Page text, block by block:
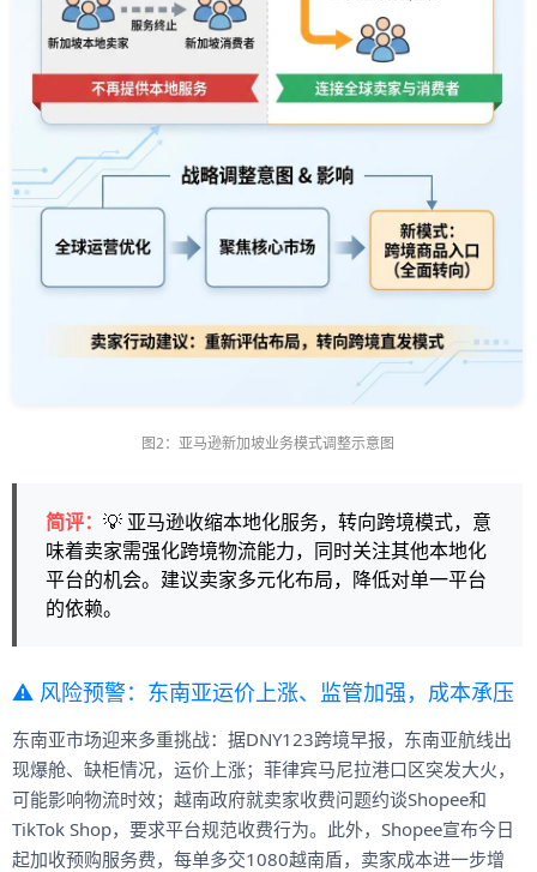
图2：亚马逊新加坡业务模式调整示意图
简评： 💡 亚马逊收缩本地化服务，转向跨境模式，意
味着卖家需强化跨境物流能力，同时关注其他本地化
平台的机会。建议卖家多元化布局，降低对单一平台
的依赖。
⚠️ 风险预警：东南亚运价上涨、监管加强，成本承压
东南亚市场迎来多重挑战：据DNY123跨境早报，东南亚航线出
现爆舱、缺柜情况，运价上涨；菲律宾马尼拉港口区突发大火，
可能影响物流时效；越南政府就卖家收费问题约谈Shopee和
TikTok Shop，要求平台规范收费行为。此外，Shopee宣布今日
起加收预购服务费，每单多交1080越南盾，卖家成本进一步增